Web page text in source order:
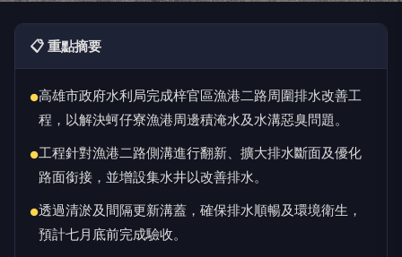
📋 重點摘要
●高雄市政府水利局完成梓官區漁港二路周圍排水改善工
程，以解決蚵仔寮漁港周邊積淹水及水溝惡臭問題。
●工程針對漁港二路側溝進行翻新、擴大排水斷面及優化
路面銜接，並增設集水井以改善排水。
●透過清淤及間隔更新溝蓋，確保排水順暢及環境衛生，
預計七月底前完成驗收。